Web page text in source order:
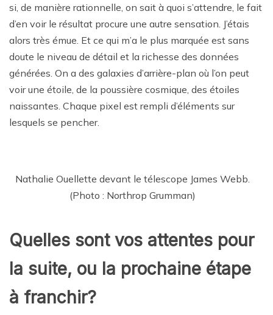
si, de manière rationnelle, on sait à quoi s’attendre, le fait
d’en voir le résultat procure une autre sensation. J’étais
alors très émue. Et ce qui m’a le plus marquée est sans
doute le niveau de détail et la richesse des données
générées. On a des galaxies d’arrière-plan où l’on peut
voir une étoile, de la poussière cosmique, des étoiles
naissantes. Chaque pixel est rempli d’éléments sur
lesquels se pencher.
Nathalie Ouellette devant le télescope James Webb.
(Photo : Northrop Grumman)
Quelles sont vos attentes pour
la suite, ou la prochaine étape
à franchir?